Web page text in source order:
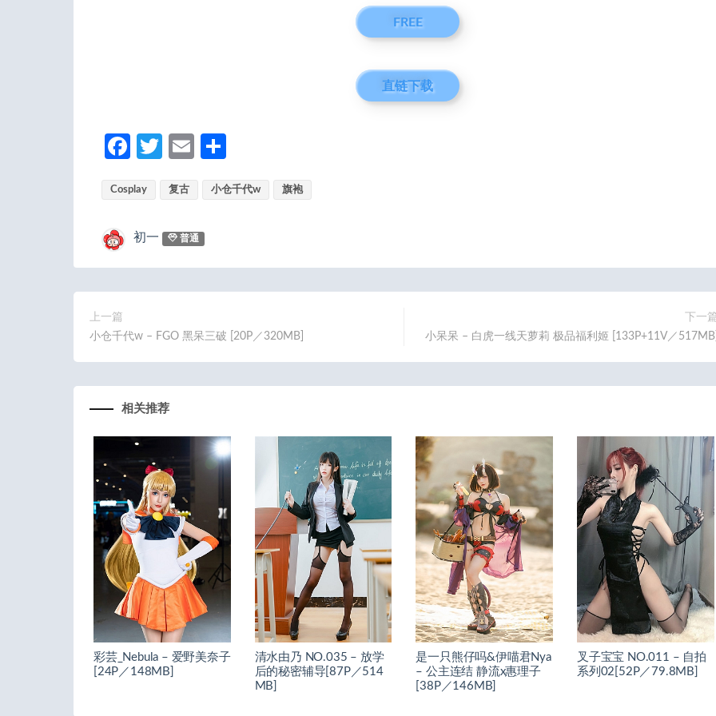
FREE
直链下载
Fa
b
o
k
T
itt
E
ail
Cosplay 复古 小仓千代w 旗袍
初一 普通
上一篇
小仓千代w – FGO 黑呆三破 [20P／320MB]
下一
小呆呆 – 白虎一线天萝莉 极品福利姬 [133P+11V／
相关推荐
彩芸_Nebula – 爱野美奈子
[24P／148MB]
清水由乃 NO.035 – 放学
后的秘密辅导[87P／514
MB]
是一只熊仔吗&伊喵君Nya
– 公主连结 静流x惠理子
[38P／146MB]
叉子宝宝 NO.011 – 自拍
系列02[52P／79.8MB]